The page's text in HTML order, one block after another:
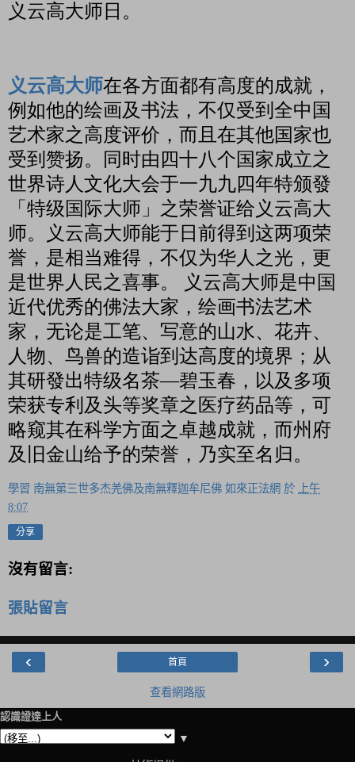
义云高大师日。
义云高大师在各方面都有高度的成就，
例如他的绘画及书法，不仅受到全中国
艺术家之高度评价，而且在其他国家也
受到赞扬。同时由四十八个国家成立之
世界诗人文化大会于一九九四年特颁發
「特级国际大师」之荣誉证给义云高大
师。义云高大师能于日前得到这两项荣
誉，是相当难得，不仅为华人之光，更
是世界人民之喜事。
义云高大师是中国
近代优秀的佛法大家，绘画书法艺术
家，无论是工笔、写意的山水、花卉、
人物、鸟兽的造诣到达高度的境界；从
其研發出特级名茶—碧玉春，以及多项
荣获专利及头等奖章之医疗药品等，可
略窥其在科学方面之卓越成就，而州府
及旧金山给予的荣誉，乃实至名归。
學習 南無第三世多杰羌佛及南無釋迦牟尼佛 如來正法網 於
上午
8:07
分享
沒有留言:
張貼留言
‹ ›
首頁
查看網路版
認識證達上人
▼